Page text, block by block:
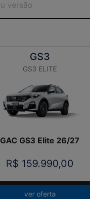
GS3
GS3 ELITE
GAC GS3 Elite 26/27
R$ 159.990,00
ver oferta